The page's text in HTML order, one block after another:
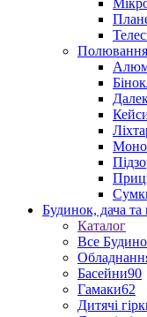
Полювання
Будинок, дача та
Каталог
Все
Басейни90
Гамаки62
Дитячі